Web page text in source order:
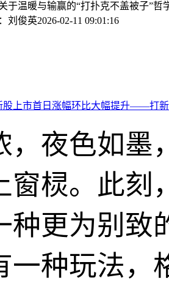
于温暖与输赢的“打扑克不盖被子”哲
刘俊英2026-02-11 09:01:16
，夜色如墨
窗棂。此刻
种更为别
一种玩法，